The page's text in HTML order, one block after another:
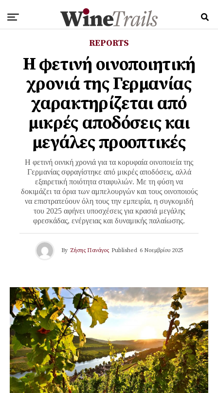
REPORTS
Η φετινή οινοποιητική
χρονιά της Γερμανίας
χαρακτηρίζεται από
μικρές αποδόσεις και
μεγάλες προοπτικές
Η φετινή οινική χρονιά για τα κορυφαία οινοποιεία της
Γερμανίας σφραγίστηκε από μικρές αποδόσεις, αλλά
εξαιρετική ποιότητα σταφυλιών. Με τη φύση να
δοκιμάζει τα όρια των αμπελουργών και τους οινοποιούς
να επιστρατεύουν όλη τους την εμπειρία, η συγκομιδή
του 2025 αφήνει υποσχέσεις για κρασιά μεγάλης
φρεσκάδας, ενέργειας και δυναμικής παλαίωσης.
By Ζήσης Πανάγος Published 6 Νοεμβρίου 2025